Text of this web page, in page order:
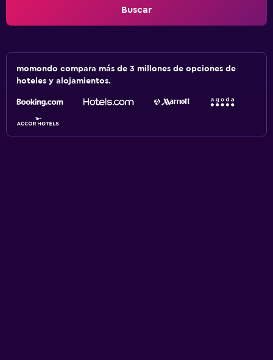
Buscar
momondo compara más de 3 millones de opciones de
hoteles y alojamientos.